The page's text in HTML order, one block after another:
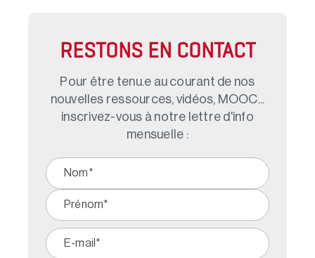
RESTONS EN CONTACT
Pour être tenu.e au courant de nos
nouvelles ressources, vidéos, MOOC...
inscrivez-vous à notre lettre d'info
mensuelle :